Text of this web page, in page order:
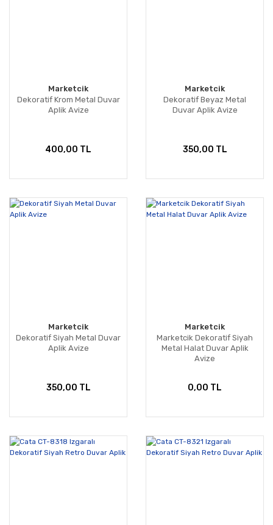
Marketcik
Dekoratif Krom Metal Duvar
Aplik Avize
400,00 TL
Marketcik
Dekoratif Beyaz Metal
Duvar Aplik Avize
350,00 TL
Marketcik
Dekoratif Siyah Metal Duvar
Aplik Avize
350,00 TL
Marketcik
Marketcik Dekoratif Siyah
Metal Halat Duvar Aplik
Avize
0,00 TL